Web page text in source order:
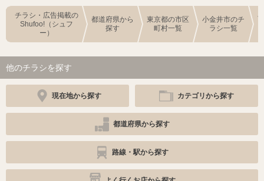
チラシ・広告掲載の
Shufoo!（シュフ
ー）
都道府県から
探す
東京都の市区
町村一覧
小金井市のチ
ラシ一覧
他のチラシを探す
現在地から探す カテゴリから探す
都道府県から探す
路線・駅から探す